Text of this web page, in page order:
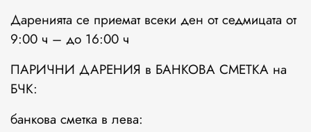
Даренията се приемат всеки ден от седмицата от
9:00 ч – до 16:00 ч
ПАРИЧНИ ДАРЕНИЯ в БАНКОВА СМЕТКА на
БЧК:
банкова сметка в лева: